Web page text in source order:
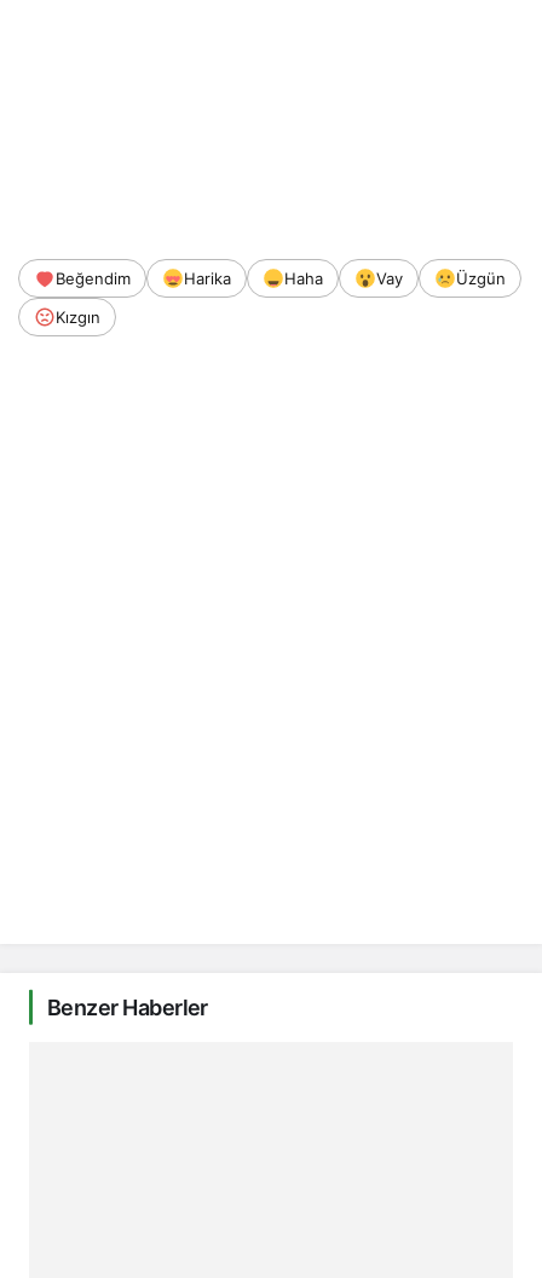
Beğendim Harika Haha Vay
Üzgün
Kızgın
Benzer Haberler